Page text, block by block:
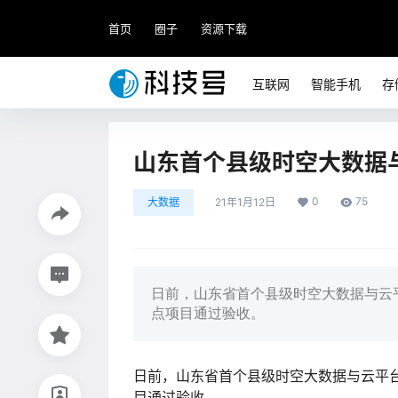
首页 圈子 资源下载
互联网 智能手机 存
山东首个县级时空大数据
大数据 21年1月12日 0 75
日前，山东省首个县级时空大数据与
点项目通过验收。
日前，山东省首个县级时空大数据与云